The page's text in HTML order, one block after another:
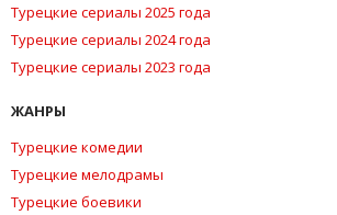
Турецкие сериалы 2025 года
Турецкие сериалы 2024 года
Турецкие сериалы 2023 года
ЖАНРЫ
Турецкие комедии
Турецкие мелодрамы
Турецкие боевики